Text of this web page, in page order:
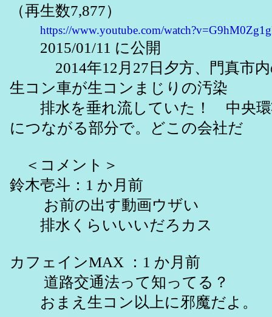
（再生数7,877）
https://www.youtube.com/
2015/01/11 に公開
2014年12月27日夕方、門真市内
生コン車が生コンまじりの汚染
排水を垂れ流していた！ 中央環
につながる部分で。どこの会社だ
＜コメント＞
鈴木壱斗：1 か月前
お前の出す動画ウザい
排水くらいいいだろカス
カフェインMAX ：1 か月前
道路交通法って知ってる？
おまえ生コン以上に邪魔だよ。